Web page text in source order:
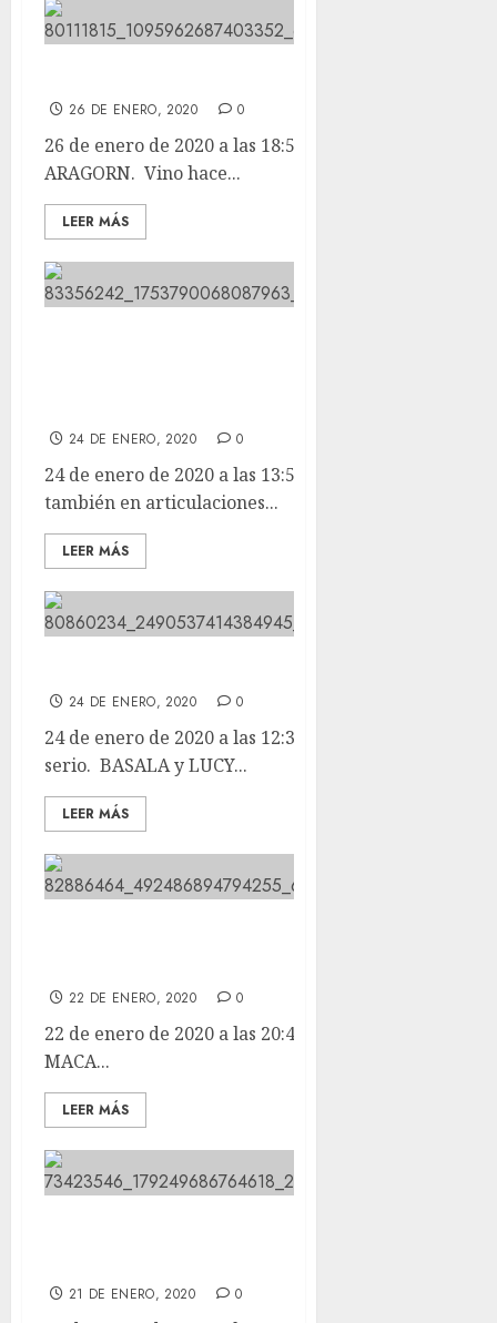
26 DE ENERO, 2020 0
26 de enero de 2020 a las 18:51 Este pequeño es
ARAGORN. Vino hace...
LEER MÁS
24 DE ENERO, 2020 0
24 de enero de 2020 a las 13:59 Sesión de láser
también en articulaciones...
LEER MÁS
24 DE ENERO, 2020 0
24 de enero de 2020 a las 12:35 Vuelta al trabajo
serio. BASALA y LUCY...
LEER MÁS
22 DE ENERO, 2020 0
22 de enero de 2020 a las 20:43 Esta mañana a las 7h
MACA...
LEER MÁS
21 DE ENERO, 2020 0